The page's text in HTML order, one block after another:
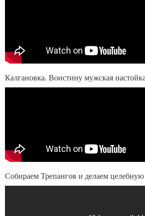
Калгановка. Воистину мужская
Собираем Трепангов и делаем целебную